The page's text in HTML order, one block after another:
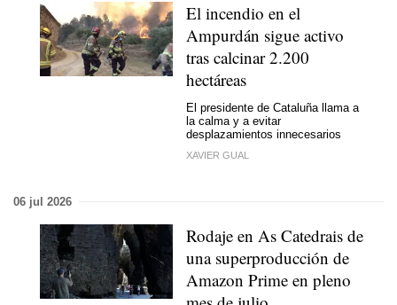
El incendio en el
Ampurdán sigue activo
tras calcinar 2.200
hectáreas
El presidente de Cataluña llama a
la calma y a evitar
desplazamientos innecesarios
XAVIER GUAL
06 jul 2026
Rodaje en As Catedrais de
una superproducción de
Amazon Prime en pleno